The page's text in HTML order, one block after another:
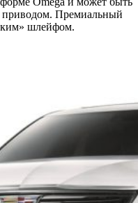
Премиальный
шлейфом.